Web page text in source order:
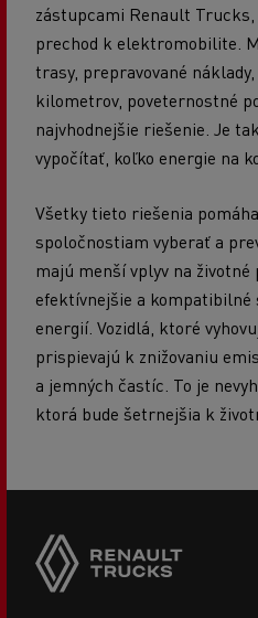
zástupcami Renault
prechod k elektromobilite.
trasy, prepravované
kilometrov, poveternostné
najvhodnejšie riešenie. Je
vypočítať, koľko energie na
Všetky tieto riešenia
spoločnostiam vyberať a
majú menší vplyv na
efektívnejšie a
energií. Vozidlá, ktoré
prispievajú k znižovaniu
a jemných častíc. To je
ktorá bude šetrnejšia k